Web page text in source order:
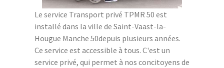
Le service Transport privé TPMR 50 est
installé dans la ville de Saint-Vaast-la-
Hougue Manche 50depuis plusieurs années.
Ce service est accessible à tous. C'est un
service privé, qui permet à nos concitoyens de